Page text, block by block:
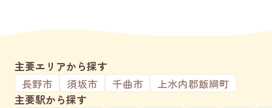
主要エリアから探す
長野市
須坂市 千曲市
上水内郡飯綱町
主要駅から探す